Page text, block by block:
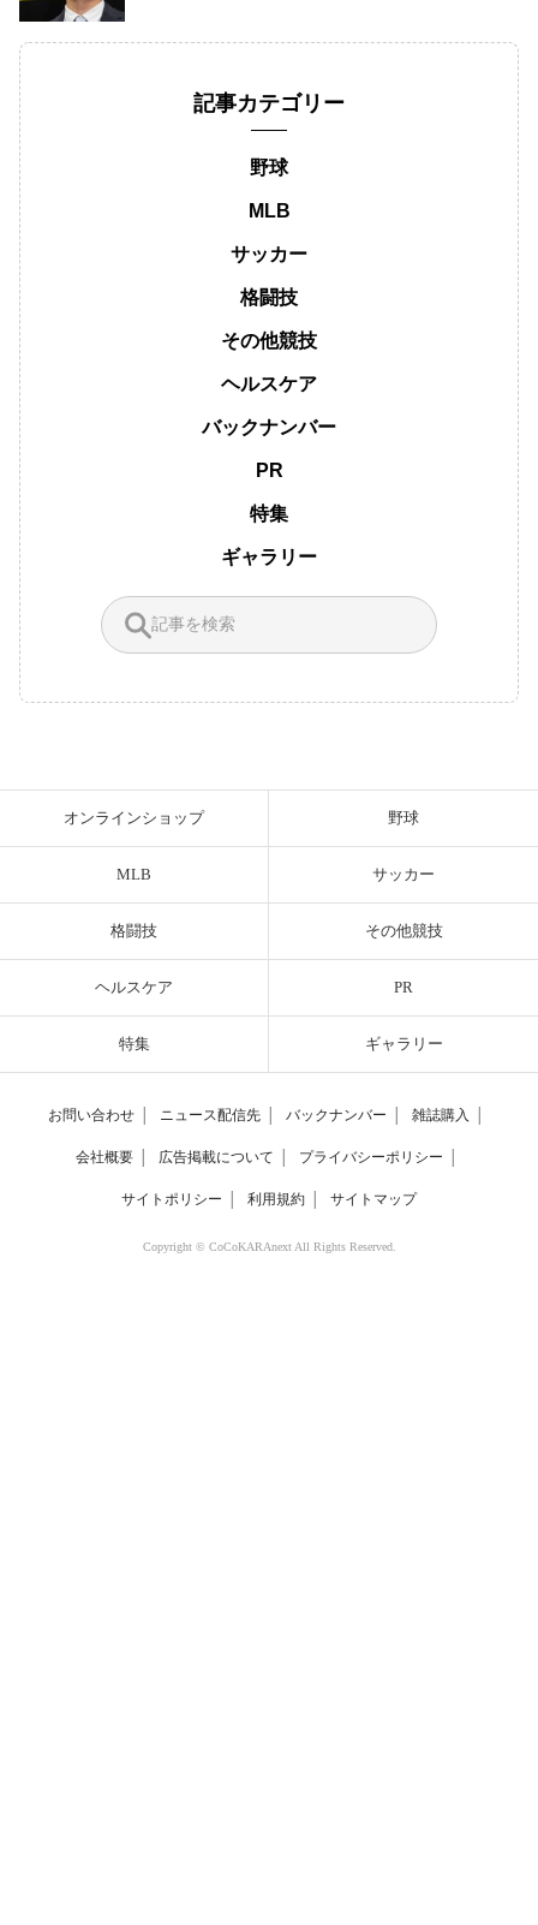
記事カテゴリー
野球
MLB
サッカー
格闘技
その他競技
ヘルスケア
バックナンバー
PR
特集
ギャラリー
オンラインショップ 野球
MLB サッカー
格闘技 その他競技
ヘルスケア PR
特集 ギャラリー
お問い合わせ ニュース配信先 バックナンバー 雑誌購入
会社概要 広告掲載について プライバシーポリシー
サイトポリシー 利用規約 サイトマップ
Copyright © CoCoKARAnext All Rights Reserved.